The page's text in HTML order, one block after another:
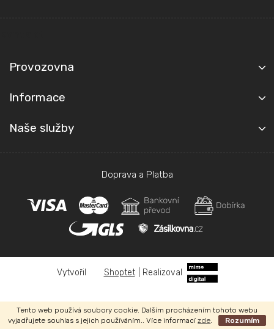
Tento web používá soubory cookie. Dalším procházením tohoto webu
vyjadřujete souhlas s jejich používáním.. Více informacízde Rozumím
a
Provozovna
Informace
Naše služby
Doprava a Platba
Shoptet Realizoval
Copyright 2026 Autoplachty Jelínek. Všechna práva vyhrazena.